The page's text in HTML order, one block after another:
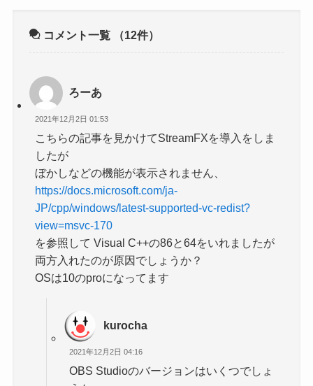
コメント一覧 （12件）
ろーあ
2021年12月2日 01:53
こちらの記事を見かけてStreamFXを導入をしま
したが
ぼかしなどの機能が表示されません、
https://docs.microsoft.com/ja-
JP/cpp/windows/latest-supported-vc-redist?
view=msvc-170
を参照して Visual C++の86と64をいれましたが
両方入れたのが原因でしょうか？
OSは10のproになってます
kurocha
2021年12月2日 04:16
OBS Studioのバージョンはいくつでしょ